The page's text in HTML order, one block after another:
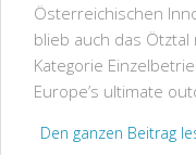
Österreichischen
blieb auch das
Kategorie
Europe’s ultimate
Den ganzen Beitrag